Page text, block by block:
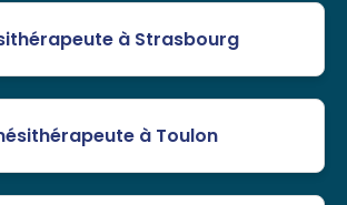
à Strasbourg
à Toulon